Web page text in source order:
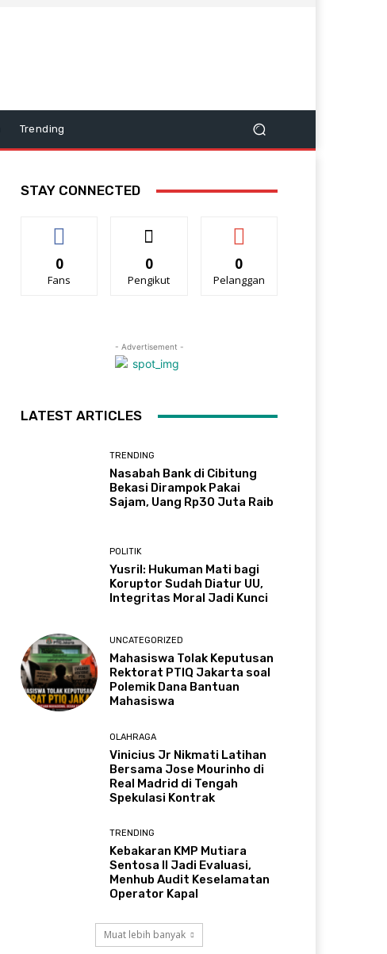
Trending
STAY CONNECTED
0
Fans
0
Pengikut
0
Pelanggan
- Advertisement -
LATEST ARTICLES
TRENDING
Nasabah Bank di Cibitung
Bekasi Dirampok Pakai
Sajam, Uang Rp30 Juta Raib
POLITIK
Yusril: Hukuman Mati bagi
Koruptor Sudah Diatur UU,
Integritas Moral Jadi Kunci
UNCATEGORIZED
Mahasiswa Tolak Keputusan
Rektorat PTIQ Jakarta soal
Polemik Dana Bantuan
Mahasiswa
OLAHRAGA
Vinicius Jr Nikmati Latihan
Bersama Jose Mourinho di
Real Madrid di Tengah
Spekulasi Kontrak
TRENDING
Kebakaran KMP Mutiara
Sentosa II Jadi Evaluasi,
Menhub Audit Keselamatan
Operator Kapal
Muat lebih banyak